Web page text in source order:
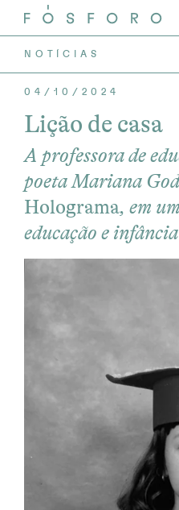
NOTÍCIAS
04/10/2024
Lição de casa
A professora de
poeta Mariana
Holograma, em
educação e infância